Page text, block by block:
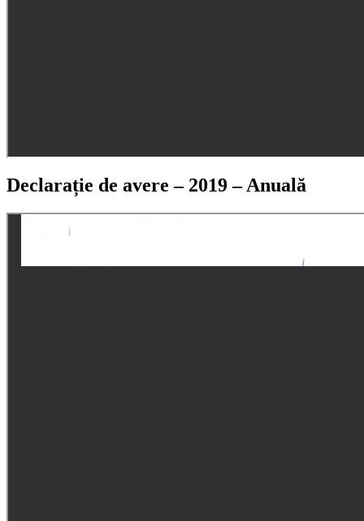
Declarație de avere – 2019 – Anuală